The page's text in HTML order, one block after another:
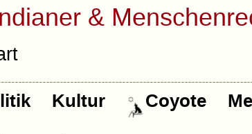
&
Kultur Coyote